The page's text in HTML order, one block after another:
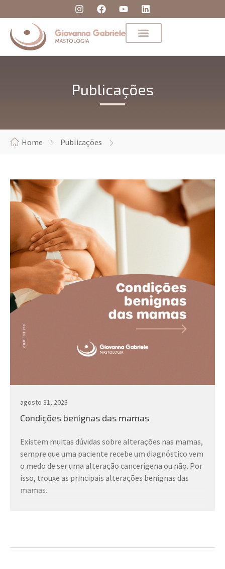
Publicações
Home Publicações
agosto 31, 2023
Condições benignas das mamas
Existem muitas dúvidas sobre alterações nas mamas,
sempre que uma paciente recebe um diagnóstico vem
o medo de ser uma alteração cancerígena ou não. Por
isso, trouxe as principais alterações benignas das
mamas.
papiloma;